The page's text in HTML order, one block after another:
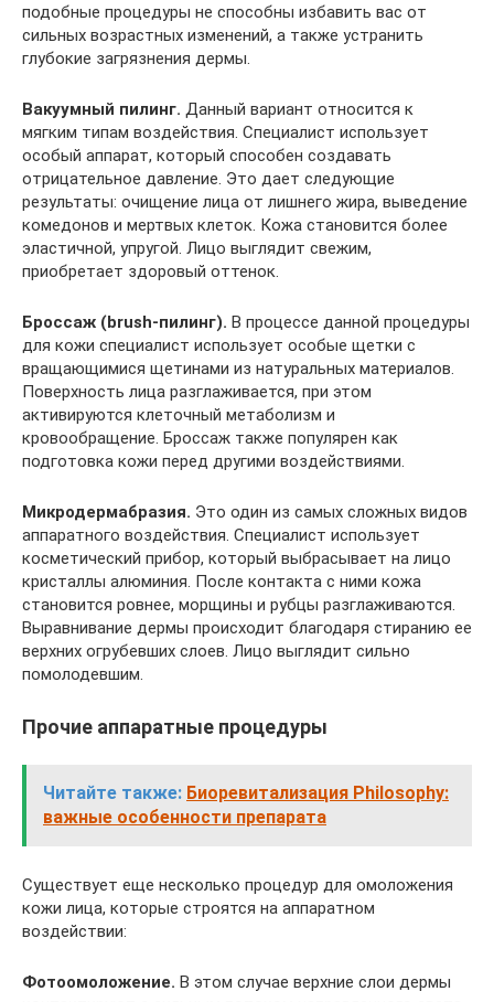
подобные процедуры не способны избавить вас от
сильных возрастных изменений, а также устранить
глубокие загрязнения дермы.
Вакуумный пилинг. Данный вариант относится к
мягким типам воздействия. Специалист использует
особый аппарат, который способен создавать
отрицательное давление. Это дает следующие
результаты: очищение лица от лишнего жира, выведение
комедонов и мертвых клеток. Кожа становится более
эластичной, упругой. Лицо выглядит свежим,
приобретает здоровый оттенок.
Броссаж (brush-пилинг). В процессе данной процедуры
для кожи специалист использует особые щетки с
вращающимися щетинами из натуральных материалов.
Поверхность лица разглаживается, при этом
активируются клеточный метаболизм и
кровообращение. Броссаж также популярен как
подготовка кожи перед другими воздействиями.
Микродермабразия. Это один из самых сложных видов
аппаратного воздействия. Специалист использует
косметический прибор, который выбрасывает на лицо
кристаллы алюминия. После контакта с ними кожа
становится ровнее, морщины и рубцы разглаживаются.
Выравнивание дермы происходит благодаря стиранию ее
верхних огрубевших слоев. Лицо выглядит сильно
помолодевшим.
Прочие аппаратные процедуры
Читайте также: Биоревитализация Philosophy:
важные особенности препарата
Существует еще несколько процедур для омоложения
кожи лица, которые строятся на аппаратном
воздействии:
Фотоомоложение. В этом случае верхние слои дермы